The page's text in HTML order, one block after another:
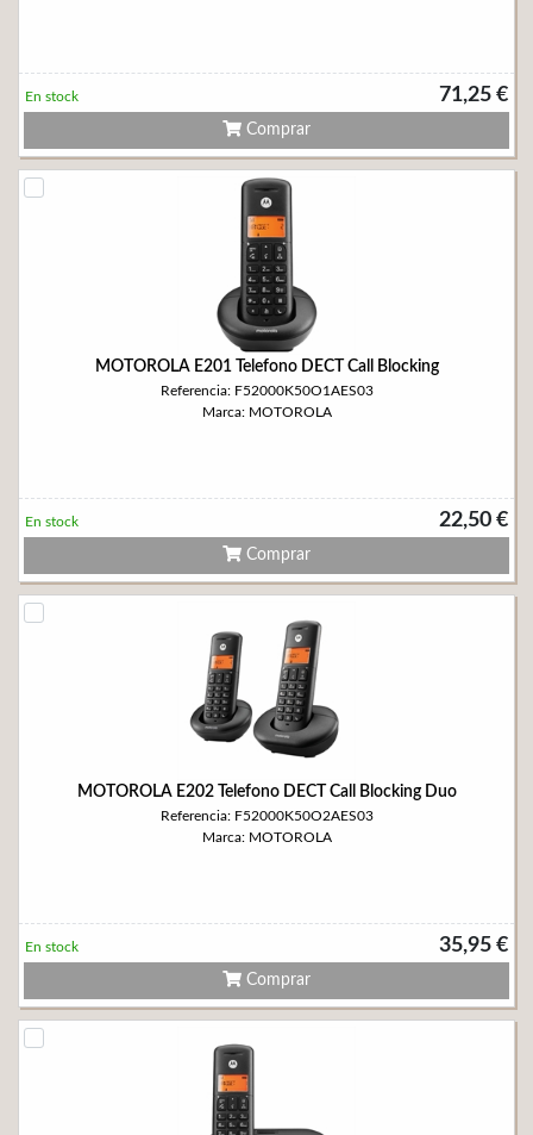
71,25 €
En stock
Comprar
MOTOROLA E201 Telefono DECT Call Blocking
Referencia: F52000K50O1AES03
Marca: MOTOROLA
22,50 €
En stock
Comprar
MOTOROLA E202 Telefono DECT Call Blocking Duo
Referencia: F52000K50O2AES03
Marca: MOTOROLA
35,95 €
En stock
Comprar